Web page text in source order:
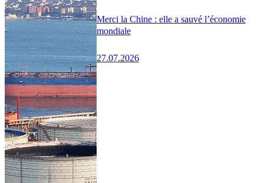
Merci la Chine : elle a sauvé l’économie
mondiale
27.07.2026